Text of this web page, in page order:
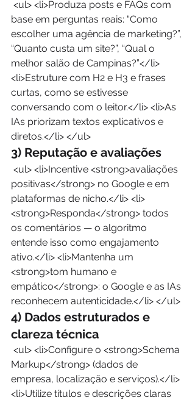
base em perguntas reais: “Como
escolher uma agência de marketing?”,
“Quanto custa um site?”, “Qual o
melhor salão de Campinas?”</li>
<li>Estruture com H2 e H3 e frases
curtas, como se estivesse
conversando com o leitor.</li> <li>As
IAs priorizam textos explicativos e
diretos.</li> </ul>
3) Reputação e avaliações
positivas</strong> no Google e em
plataformas de nicho.</li> <li>
<strong>Responda</strong> todos
os comentários — o algoritmo
entende isso como engajamento
ativo.</li> <li>Mantenha um
<strong>tom humano e
empático</strong>: o Google e as IAs
reconhecem autenticidade.</li> </ul>
4) Dados estruturados e
clareza técnica
Markup</strong> (dados de
empresa, localização e serviços).</li>
<li>Utilize títulos e descrições claras